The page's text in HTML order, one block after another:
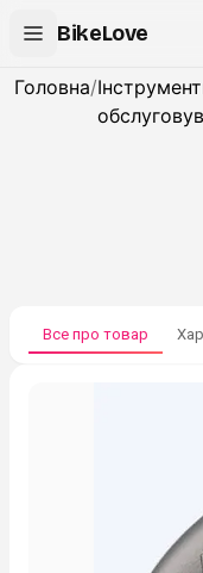
BikeLove
Головна/
Все про товар